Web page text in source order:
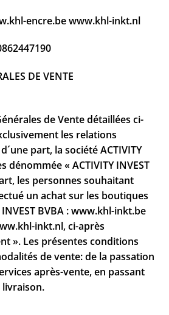
encre.be www.khl-inkt.nl
DE VENTE
de Vente détaillées ci-
les relations
part, la société ACTIVITY
dénommée « ACTIVITY INVEST
les personnes souhaitant
un achat sur les boutiques
BVBA : www.khl-inkt.be
inkt.nl, ci-après
». Les présentes conditions
de vente: de la passation
après-vente, en passant
livraison.